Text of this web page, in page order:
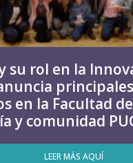
su rol en la
en la Facultad de
y comunidad
LEER MÁS AQUÍ